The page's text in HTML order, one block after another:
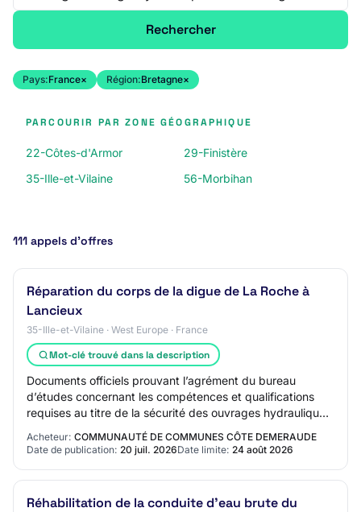
Rechercher
Pays:France× Région:Bretagne×
PARCOURIR PAR ZONE GÉOGRAPHIQUE
22-Côtes-d'Armor
29-Finistère
35-Ille-et-Vilaine
56-Morbihan
111 appels d’offres
Réparation du corps de la digue de La Roche à
Lancieux
35-Ille-et-Vilaine · West Europe · France
Mot-clé trouvé dans la description
Documents officiels prouvant l’agrément du bureau
d’études concernant les compétences et qualifications
requises au titre de la sécurité des ouvrages hydrauliques
conformément aux articles R. 214-129…
Acheteur: COMMUNAUTÉ DE COMMUNES CÔTE DEMERAUDE
Date de publication: 20 juil. 2026Date limite: 24 août 2026
Réhabilitation de la conduite d’eau brute du